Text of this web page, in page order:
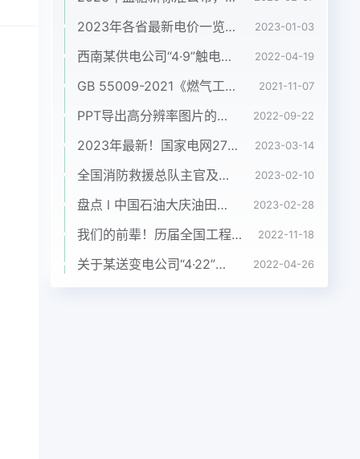
2023年各省最新电价一览！8省中午执行谷段电价！ 2023-01-03
西南某供电公司“4·9”触电亡人事故快报 | 所有配网作业停工一天，各单位严格落实“六杜绝六强化”！ 2022-04-19
GB 55009-2021《燃气工程项目规范》（含条文说明），2022年1月1日起实施 2021-11-07
PPT导出高分辨率图片的四种方法 2022-09-22
2023年最新！国家电网27家省级电力公司负责人大盘点 2023-03-14
全国消防救援总队主官及简历（2023.2） 2023-02-10
盘点 l 中国石油大庆油田现任领导班子 2023-02-28
我们的前辈！历届全国工程勘察设计大师完整名单！ 2022-11-18
关于某送变电公司“4·22”人身死亡事故的快报 2022-04-26